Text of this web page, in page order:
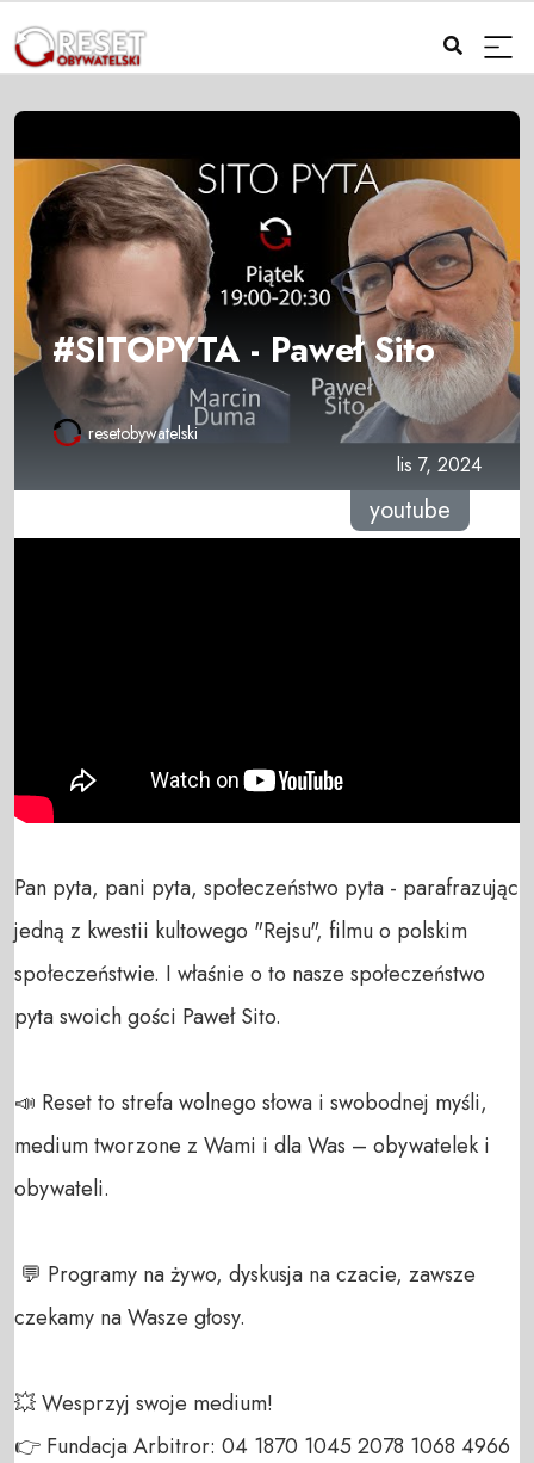
#SITOPYTA - Paweł Sito
resetobywatelski
lis 7, 2024
youtube
Pan pyta, pani pyta, społeczeństwo pyta - parafrazując
jedną z kwestii kultowego "Rejsu", filmu o polskim
społeczeństwie. I właśnie o to nasze społeczeństwo
pyta swoich gości Paweł Sito.
📣 Reset to strefa wolnego słowa i swobodnej myśli,
medium tworzone z Wami i dla Was – obywatelek i
obywateli.
czekamy na Wasze głosy.
💥 Wesprzyj swoje medium!
👉 Fundacja Arbitror: 04 1870 1045 2078 1068 4966